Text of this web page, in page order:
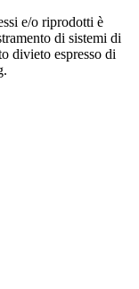
e/o riprodotti è
di sistemi di
divieto espresso di